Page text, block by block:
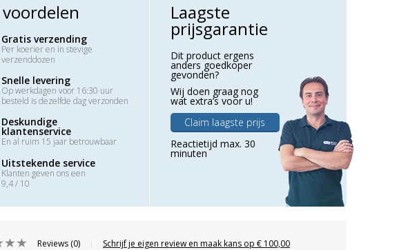
Gratis verzending
Per koerier en in stevige
verzenddozen
Snelle levering
Op werkdagen voor 16:30 uur
besteld is dezelfde dag verzonden
Deskundige
klantenservice
En al ruim 15 jaar betrouwbaar
Uitstekende service
Klanten geven ons een
9,4 / 10
Laagste
prijsgarantie
Dit product ergens
anders goedkoper
gevonden?
Wij doen graag nog
wat extra’s voor u!
Claim laagste prijs
Reactietijd max. 30
minuten
Reviews (0) Schrijf je eigen review en maak kans op € 100,00